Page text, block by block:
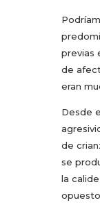
previas
de
eran
Desde
de
se
la